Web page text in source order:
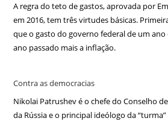
A regra do teto de gastos, aprovada por
em 2016, tem três virtudes básicas.
que o gasto do governo federal de um ano
ano passado mais a inflação.
Contra as democracias
Nikolai Patrushev é o chefe do Conselho
da Rússia e o principal ideólogo da